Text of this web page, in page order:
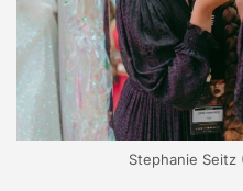
Stephanie Seitz